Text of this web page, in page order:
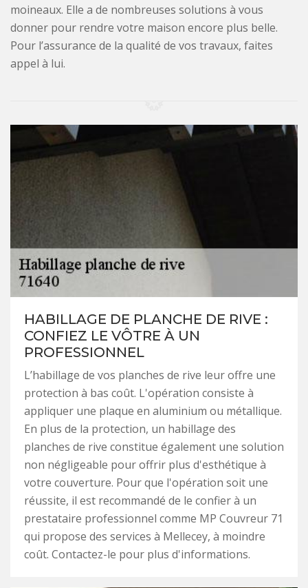
moineaux. Elle a de nombreuses solutions à vous
donner pour rendre votre maison encore plus belle.
Pour l’assurance de la qualité de vos travaux, faites
appel à lui.
HABILLAGE DE PLANCHE DE RIVE :
CONFIEZ LE VÔTRE À UN
PROFESSIONNEL
L’habillage de vos planches de rive leur offre une
protection à bas coût. L'opération consiste à
appliquer une plaque en aluminium ou métallique.
En plus de la protection, un habillage des
planches de rive constitue également une solution
non négligeable pour offrir plus d'esthétique à
votre couverture. Pour que l'opération soit une
réussite, il est recommandé de le confier à un
prestataire professionnel comme MP Couvreur 71
qui propose des services à Mellecey, à moindre
coût. Contactez-le pour plus d'informations.